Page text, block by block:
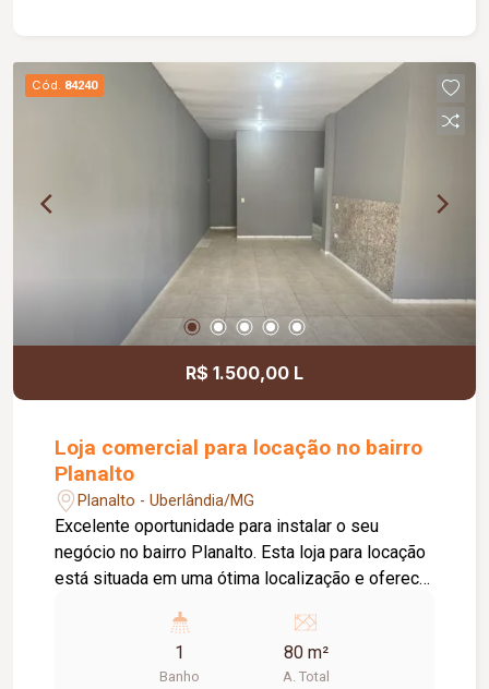
Cód. 84240
R$ 1.500,00 L
Loja comercial para locação no bairro
Planalto
Planalto - Uberlândia/MG
Excelente oportunidade para instalar o seu
negócio no bairro Planalto. Esta loja para locação
está situada em uma ótima localização e oferece
diferentes atividades comerciais. O imóvel
dispõe de 80 m² de área, distribuídos de forma
prática e funcional. Conta com 03 salas, todas
1
Banho
80 m²
A. Total